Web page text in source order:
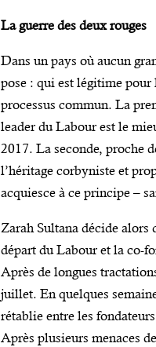
La guerre des deux rouges
Dans un pays où aucun
pose : qui est légitime pour
processus commun. La
leader du Labour est le
2017. La seconde, proche
l’héritage corbyniste et
acquiesce à ce principe –
Zarah Sultana décide
départ du Labour et la co-
Après de longues
juillet. En quelques
rétablie entre les
Après plusieurs menaces